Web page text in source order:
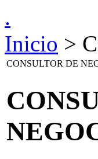
.
Inicio >
CONSULTOR DE